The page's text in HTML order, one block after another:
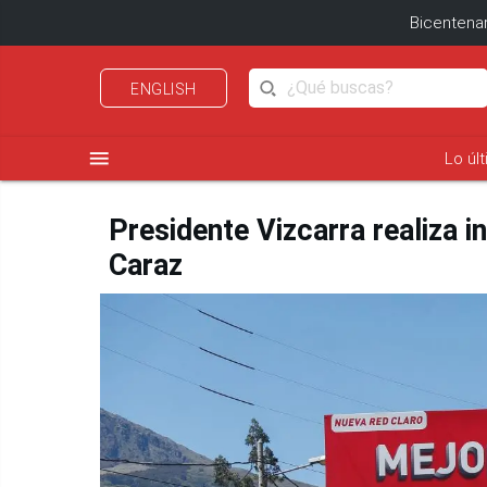
ENGLISH
menu Lo
Presidente Vizcarra realiza
Caraz